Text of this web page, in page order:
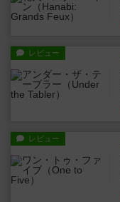
レビュー
レビュー